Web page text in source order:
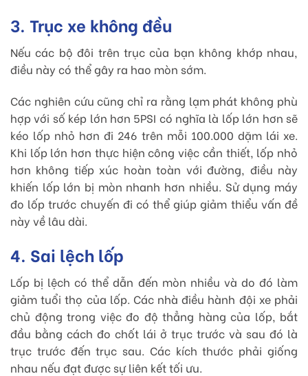
3. Trục xe không đều
Nếu các bộ đôi trên trục của bạn không khớp nhau,
điều này có thể gây ra hao mòn sớm.
Các nghiên cứu cũng chỉ ra rằng lạm phát không phù
hợp với số kép lớn hơn 5PSI có nghĩa là lốp lớn hơn sẽ
kéo lốp nhỏ hơn đi 246 trên mỗi 100.000 dặm lái xe.
Khi lốp lớn hơn thực hiện công việc cần thiết, lốp nhỏ
hơn không tiếp xúc hoàn toàn với đường, điều này
khiến lốp lớn bị mòn nhanh hơn nhiều. Sử dụng máy
đo lốp trước chuyến đi có thể giúp giảm thiểu vấn đề
này về lâu dài.
4. Sai lệch lốp
Lốp bị lệch có thể dẫn đến mòn nhiều và do đó làm
giảm tuổi thọ của lốp. Các nhà điều hành đội xe phải
chủ động trong việc đo độ thẳng hàng của lốp, bắt
đầu bằng cách đo chốt lái ở trục trước và sau đó là
trục trước đến trục sau. Các kích thước phải giống
nhau nếu đạt được sự liên kết tối ưu.